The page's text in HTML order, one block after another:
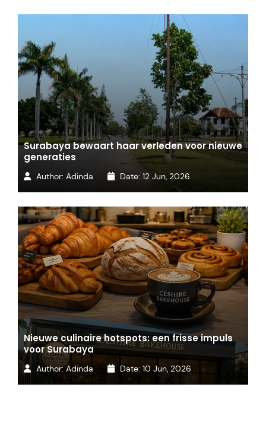
Surabaya bewaart haar verleden voor nieuwe
generaties
Author: Adinda Date: 12 Jun, 2026
Nieuwe culinaire hotspots: een frisse impuls
voor Surabaya
Author:Adinda Date:10 Jun, 2026